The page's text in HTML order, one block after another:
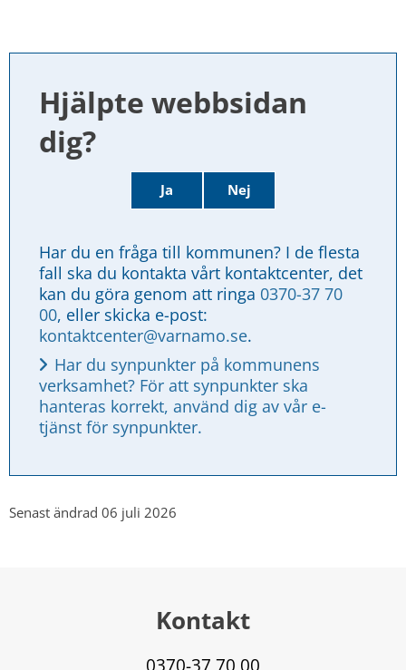
Hjälpte webbsidan
dig?
Ja Nej
Har du en fråga till kommunen? I de flesta
fall ska du kontakta vårt kontaktcenter, det
kan du göra genom att ringa 0370-37 70
00
kontaktcenter@varnamo.se.
Har du synpunkter på kommunens
verksamhet? För att synpunkter ska
hanteras korrekt, använd dig av vår e-
tjänst för synpunkter.
Senast ändrad 06 juli 2026
Kontakt